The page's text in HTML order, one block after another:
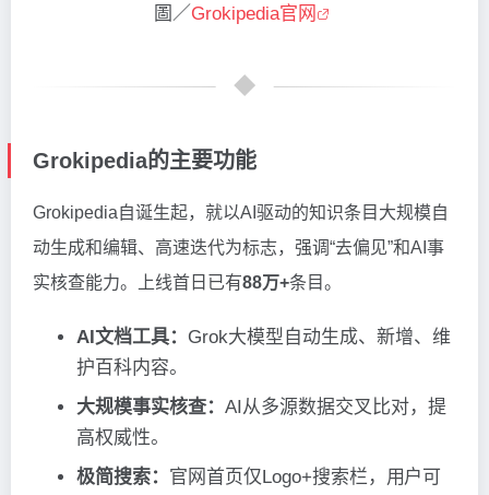
圖／Grokipedia官网
Grokipedia的主要功能
Grokipedia自诞生起，就以AI驱动的知识条目大规模自
动生成和编辑、高速迭代为标志，强调“去偏见”和AI事
实核查能力。上线首日已有88万+条目。
AI文档工具： Grok大模型自动生成、新增、维
护百科内容。
大规模事实核查： AI从多源数据交叉比对，提
高权威性。
极简搜索： 官网首页仅Logo+搜索栏 ，用户可